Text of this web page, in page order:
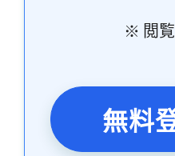
※ 閲
無料